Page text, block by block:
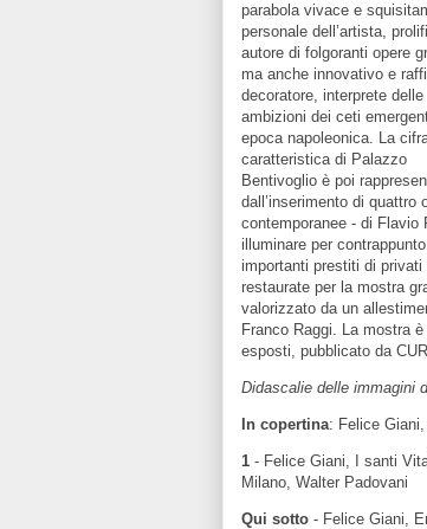
parabola vivace e
personale dell’artista,
autore di folgoranti opere
ma anche innovativo e
decoratore, interprete delle
ambizioni dei ceti
epoca napoleonica. La
caratteristica di Palazzo
Bentivoglio è poi
dall’inserimento di quattro
contemporanee - di Flavio
illuminare per
importanti prestiti di
restaurate per la mostra
valorizzato da un
Franco Raggi. La mostra
esposti, pubblicato da
Didascalie delle immagini
In copertina: Felice
1 - Felice Giani, I santi
Milano, Walter Padovani
Qui sotto - Felice Giani,